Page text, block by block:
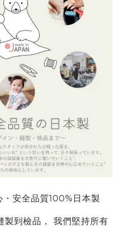
・安全品質100%日本製
到檢品， 我們堅持所有